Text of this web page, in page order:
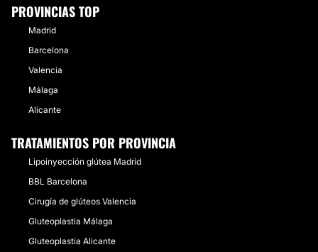
PROVINCIAS TOP
Madrid
Barcelona
Valencia
Málaga
Alicante
TRATAMIENTOS POR PROVINCIA
Lipoinyección glútea Madrid
BBL Barcelona
Cirugía de glúteos Valencia
Gluteoplastia Málaga
Gluteoplastia Alicante